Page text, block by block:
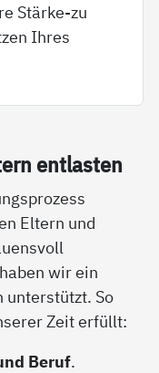
Stärke-zu
Ihres
ent­las­ten
Eltern und
wir ein
unterstützt. So
Zeit erfüllt:
Beruf.